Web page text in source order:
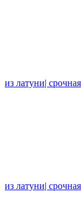
из латуни|
из латуни|